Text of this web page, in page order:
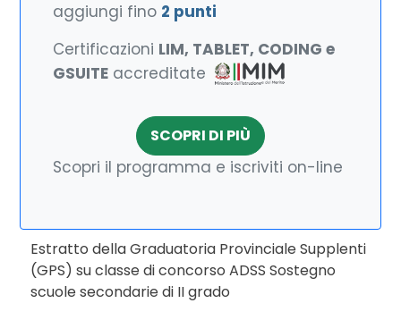
aggiungi fino 2 punti
Certificazioni LIM, TABLET, CODING e
GSUITE accreditate
SCOPRI DI PIÙ
Scopri il programma e iscriviti on-line
Estratto della Graduatoria Provinciale Supplenti
(GPS) su classe di concorso ADSS Sostegno
scuole secondarie di II grado